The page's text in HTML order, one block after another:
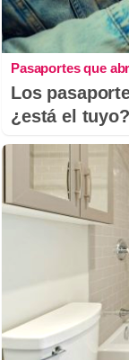
Pasaportes que
Los
¿está el tuyo?